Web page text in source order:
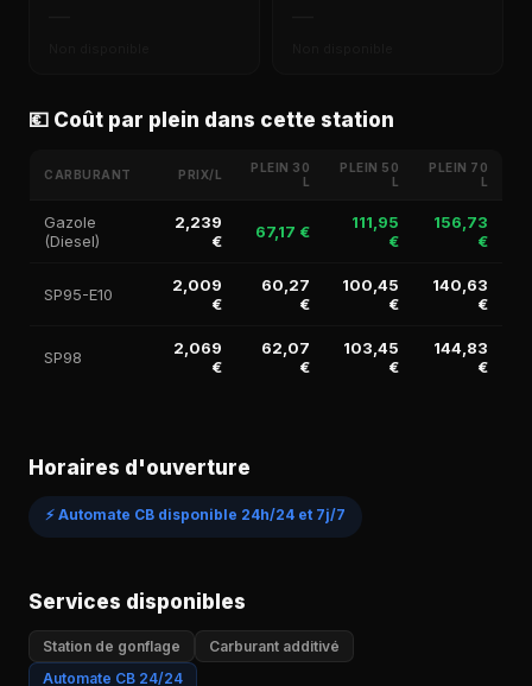
💶 Coût par plein dans cette station
CARBURANT PRIX/L
PLEIN 30
L
PLEIN 50
L
PLEIN 70
L
Gazole
(Diesel)
2,239
€
67,17 €
111,95
€
156,73
€
SP95-E10
2,009
€
60,27
€
100,45
€
140,63
€
SP98
2,069
€
62,07
€
103,45
€
144,83
€
Horaires d'ouverture
⚡ Automate CB disponible 24h/24 et 7j/7
Services disponibles
Station de gonflage
Carburant additivé
Automate CB 24/24